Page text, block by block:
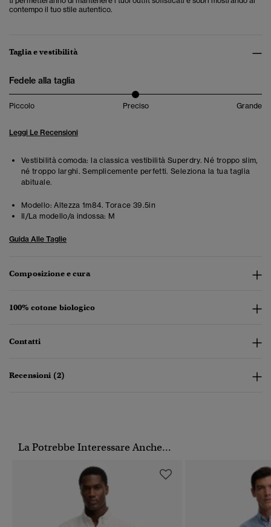
contempo il tuo stile autentico.
Taglia e vestibilità
Fedele alla taglia
Piccolo Preciso Grande
Leggi Le Recensioni
Vestibilità comoda: la classica vestibilità Superdry. Né troppo slim,
né troppo larghi. Semplicemente perfetti. Seleziona la tua taglia
abituale.
Modello: Altezza 1m84. Torace 39.5in
Il/La modello/a indossa: M
Guida Alle Taglie
Composizione e cura
100% cotone biologico
Contatti
Recensioni (2)
La Potrebbe Interessare Anche...